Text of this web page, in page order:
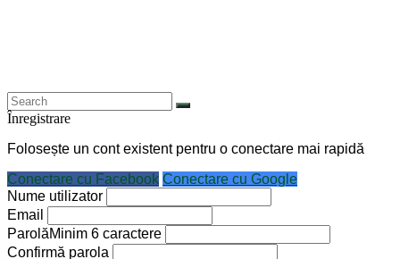
Înregistrare
Folosește un cont existent pentru o conectare mai rapidă
Conectare cu Facebook Conectare cu Google
Nume utilizator
Email
ParolăMinim 6 caractere
Confirmă parola